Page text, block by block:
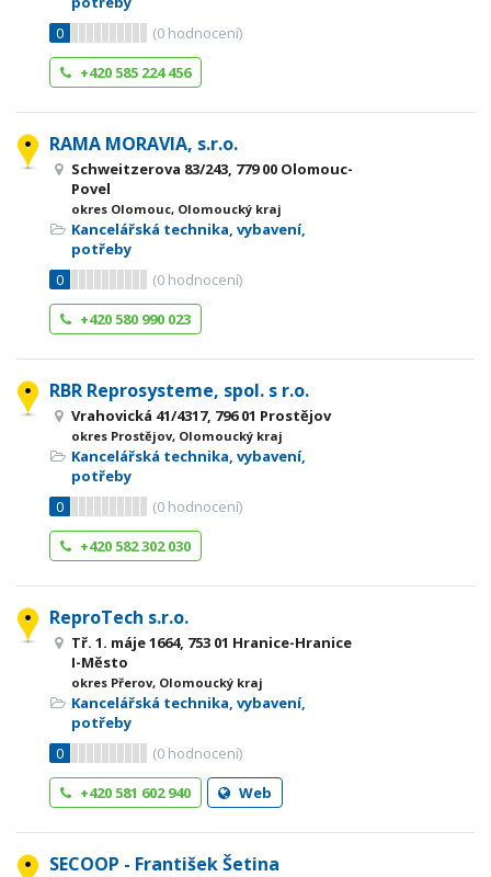
0
(0 hodnocení)
+420 585 224 456
RAMA MORAVIA, s.r.o.
Schweitzerova 83/243, 779 00 Olomouc-
Povel
okres Olomouc, Olomoucký kraj
Kancelářská technika, vybavení,
potřeby
0
(0 hodnocení)
+420 580 990 023
RBR Reprosysteme, spol. s r.o.
Vrahovická 41/4317, 796 01 Prostějov
okres Prostějov, Olomoucký kraj
Kancelářská technika, vybavení,
potřeby
0
(0 hodnocení)
+420 582 302 030
ReproTech s.r.o.
Tř. 1. máje 1664, 753 01 Hranice-Hranice
I-Město
okres Přerov, Olomoucký kraj
Kancelářská technika, vybavení,
potřeby
0
(0 hodnocení)
+420 581 602 940
Web
SECOOP - František Šetina